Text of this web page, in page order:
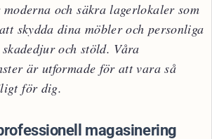
och säkra lagerlokaler som
skydda dina möbler och personliga
och stöld. Våra
är utformade för att vara så
för dig.
magasinering